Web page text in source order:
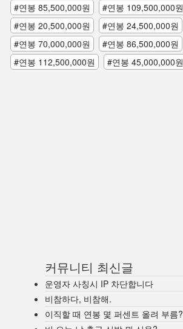
#연봉 85,500,000원
#연봉 109,500,000원
#연봉 20,500,000원
#연봉 24,500,000원
#연봉 70,000,000원
#연봉 86,500,000원
#연봉 112,500,000원
#연봉 45,000,000원
커뮤니티 최신글
운영자 사칭시 IP 차단합니다
비참하다, 비참해.
이직할 때 연봉 몇 퍼센트 올려 부름?